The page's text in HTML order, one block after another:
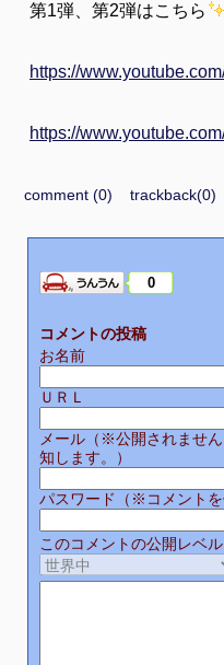
第1弾、第2弾はこちら
https://
https://
comment (0) trackback(0)
0
コメントの投稿
お名前
ＵＲＬ
メール（※公開されませ
知します。）
パスワード（※コメントを
このコメントの公開レベル